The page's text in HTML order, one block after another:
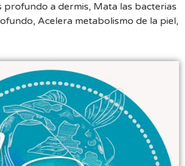
profundo a dermis, Mata las bacterias
Acelera metabolismo de la piel,